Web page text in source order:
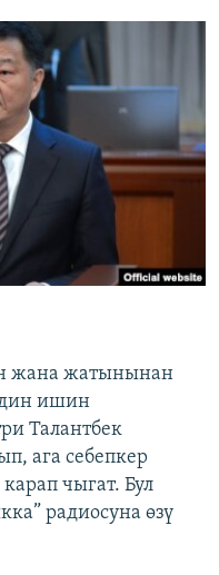
жана жатынынан
ишин
Талантбек
ага себепкер
чыгат. Бул
радиосуна өзү